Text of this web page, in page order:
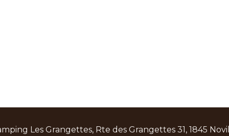
Les Grangettes, Rte des Grangettes 31, 1845